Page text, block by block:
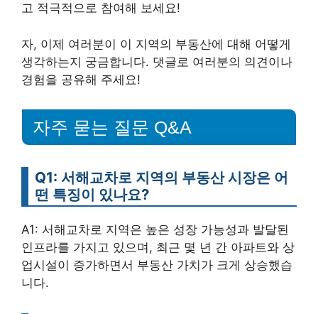
고 적극적으로 참여해 보세요!
자, 이제 여러분이 이 지역의 부동산에 대해 어떻게
생각하는지 궁금합니다. 댓글로 여러분의 의견이나
경험을 공유해 주세요!
자주 묻는 질문 Q&A
Q1: 서해교차로 지역의 부동산 시장은 어
떤 특징이 있나요?
A1: 서해교차로 지역은 높은 성장 가능성과 발달된
인프라를 가지고 있으며, 최근 몇 년 간 아파트와 상
업시설이 증가하면서 부동산 가치가 크게 상승했습
니다.